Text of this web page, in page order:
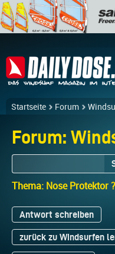
Startseite Forum
Forum:
Thema: Nose Protektor ?
Antwort schreiben
zurück zu Windsurfen